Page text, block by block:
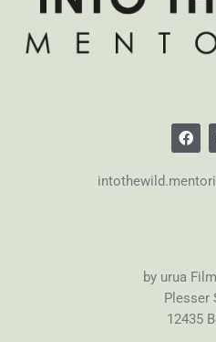
by urua
Plesser
12435